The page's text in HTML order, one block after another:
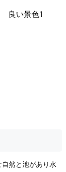
良い景色1
然と池があり水